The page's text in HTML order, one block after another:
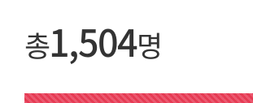
총1,504명